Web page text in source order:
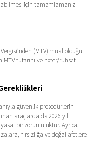
için tamamlamanız
(MTV) muaf olduğu
MTV tutarını ve noter/ruhsat
güvenlik prosedürlerini
araçlarda da 2026 yılı
bir zorunluluktur. Ayrıca,
hırsızlığa ve doğal afetlere